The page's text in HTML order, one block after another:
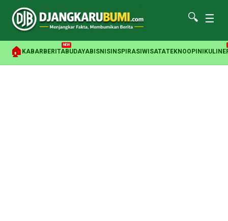
🔍 ☰
🏠 KABAR BERITA
NEW
BUDAYABISNIS INSPIRASI WISATATEKNOOPINI